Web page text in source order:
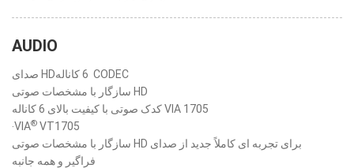
AUDIO
صدای HD‏ 6 کاناله CODEC
سازگار با مشخصات صوتی HD
کدک صوتی با کیفیت بالای 6 کاناله VIA 1705
‧VIA® VT1705
سازگار با مشخصات صوتی HD برای تجربه ای کاملاً جدید از صدای
فراگیر و همه جانبه